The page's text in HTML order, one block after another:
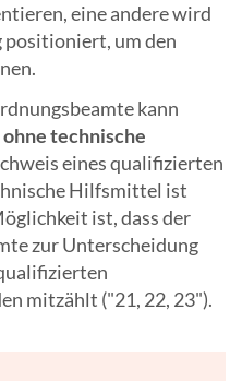
eine andere wird
um den
kann
ohne technische
eines qualifizierten
Hilfsmittel ist
ist, dass der
zur Unterscheidung
mitzählt ("21, 22, 23").